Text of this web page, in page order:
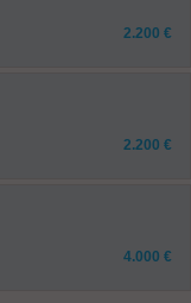
2.200 €
2.200 €
4.000 €